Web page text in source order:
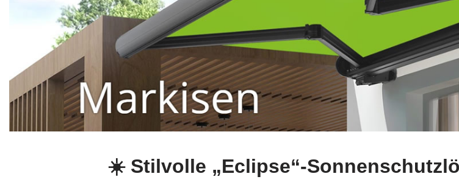
☀️ Stilvolle „Eclipse“-